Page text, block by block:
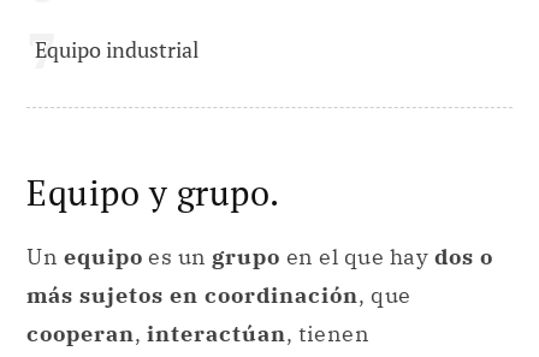
Equipo industrial
Equipo y grupo.
Un equipo es un grupo en el que hay dos o
más sujetos en coordinación, que
cooperan, interactúan, tienen